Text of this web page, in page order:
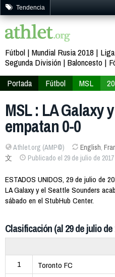
Tendencia
Fútbol Mundial Rusia 2018
Segunda División Baloncesto
Portada
Fútbol MSL
MSL : LA Galaxy
empatan 0-0
Athlet.org (AMP©) English,
文
Publicado el 29 de julio de 2017
ESTADOS UNIDOS, 29 de julio de
LA Galaxy y el Seattle Sounders
sábado en el StubHub Center.
Clasificación (al 29 de julio de
1
Toronto FC